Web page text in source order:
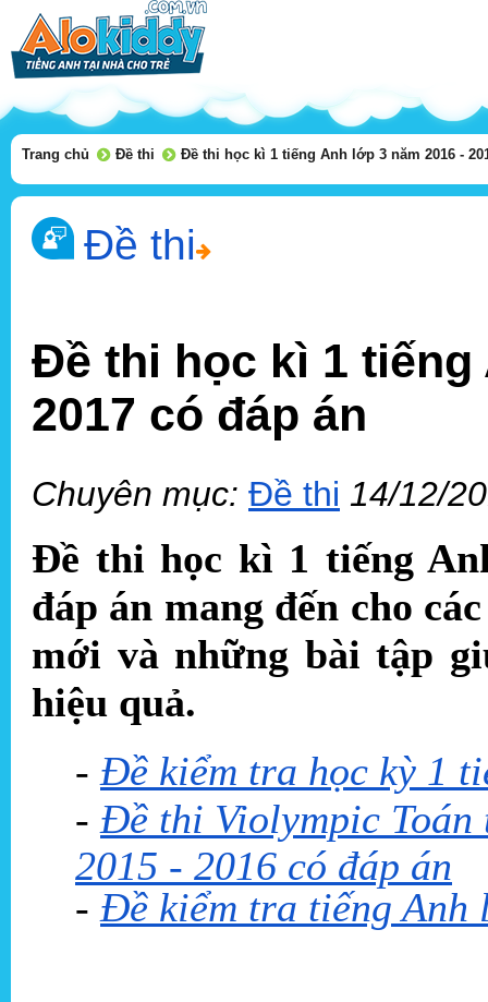
Trang chủ Đề thi Đề thi học kì 1 tiếng Anh lớp 3 năm 2016 -
Đề thi
Đề thi học kì 1 tiếng
2017 có đáp án
Chuyên mục: Đề thi 14/12/
Đề thi học kì 1 tiếng
đáp án mang đến cho
mới và những bài tập
hiệu quả.
- Đề kiểm tra học kỳ 1
- Đề thi Violympic Toán
2015 - 2016 có đáp án
- Đề kiểm tra tiếng